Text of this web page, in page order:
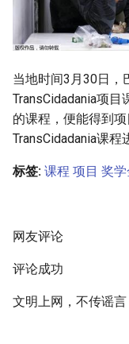
当地时间3月30日，
TransCidadania项
的课程，便能得到
TransCidadania课程
标签: 课程 项目 奖学
网友评论
评论成功
文明上网，不传谣言